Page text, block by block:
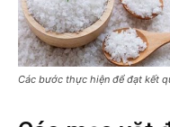
Các bước thực hiện để đạt kết